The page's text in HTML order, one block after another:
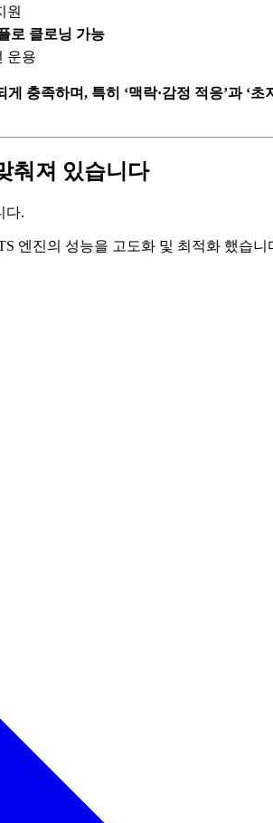
원
로 클로닝 가능
운용
충족하며, 특히 ‘맥락·감정 적응’과 ‘
춰져 있습니다
다.
엔진의 성능을 고도화 및 최적화 했습니